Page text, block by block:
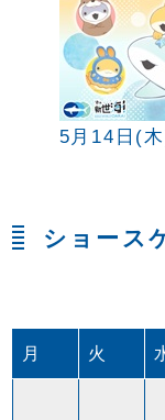
5月14日(
ショース
月 火